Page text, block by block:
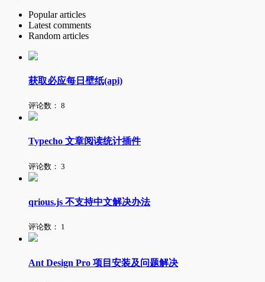
Popular articles
Latest comments
Random articles
获取必应每日壁纸(api)
评论数： 8
Typecho 文章阅读统计插件
评论数： 3
qrious.js 不支持中文解决办法
评论数： 1
Ant Design Pro 项目安装及问题解决